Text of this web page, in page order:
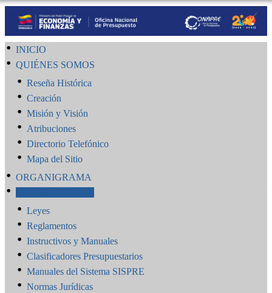
INICIO
QUIÉNES SOMOS
Reseña Histórica
Creación
Misión y Visión
Atribuciones
Directorio Telefónico
Mapa del Sitio
ORGANIGRAMA
Leyes
Reglamentos
Instructivos y Manuales
Clasificadores Presupuestarios
Manuales del Sistema SISPRE
Normas Jurídicas